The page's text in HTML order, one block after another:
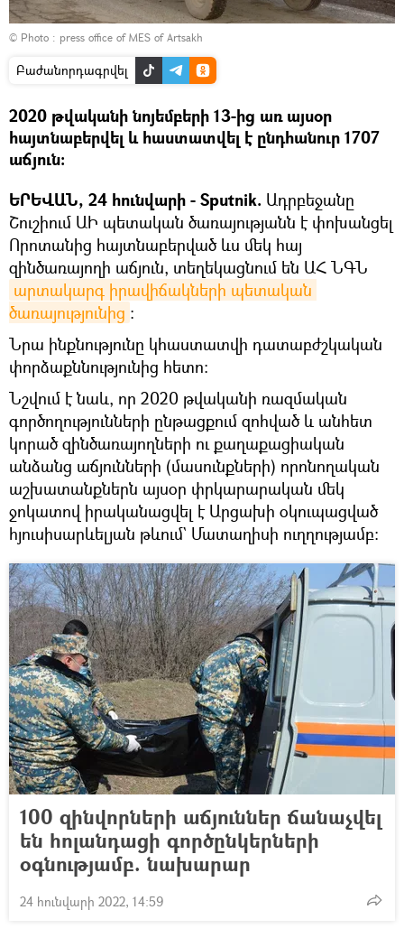
© Photo : press office of MES of Artsakh
Բաժանորդագրվել
2020 թվականի նոյեմբերի 13-ից առ այսօր
հայտնաբերվել և հաստատվել է ընդհանուր 1707
աճյուն:
ԵՐԵՎԱՆ, 24 հունվարի - Sputnik. Ադրբեջանը
Շուշիում ԱԻ պետական ծառայությանն է փոխանցել
Որոտանից հայտնաբերված ևս մեկ հայ
զինծառայողի աճյուն, տեղեկացնում են ԱՀ ՆԳՆ
արտակարգ իրավիճակների պետական
ծառայությունից ։
Նրա ինքնությունը կհաստատվի դատաբժշկական
փորձաքննությունից հետո։
Նշվում է նաև, որ 2020 թվականի ռազմական
գործողությունների ընթացքում զոհված և անհետ
կորած զինծառայողների ու քաղաքացիական
անձանց աճյունների (մասունքների) որոնողական
աշխատանքներն այսօր փրկարարական մեկ
ջոկատով իրականացվել է Արցախի օկուպացված
հյուսիսարևելյան թևում` Մատաղիսի ուղղությամբ։
100 զինվորների աճյուններ ճանաչվել
են հոլանդացի գործընկերների
օգնությամբ. նախարար
24 հունվարի 2022, 14:59